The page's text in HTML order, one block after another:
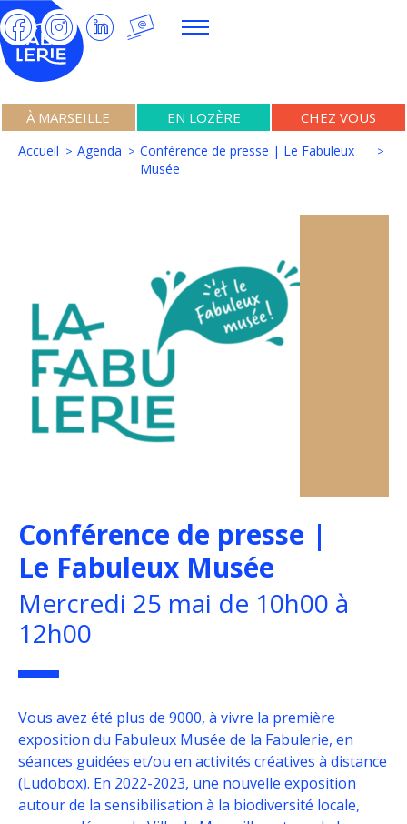
À MARSEILLE EN LOZÈRE CHEZ VOUS
Accueil Agenda
Conférence de presse | Le Fabuleux
Musée
Conférence de presse |
Le Fabuleux Musée
Mercredi 25 mai de 10h00 à
12h00
Vous avez été plus de 9000, à vivre la première
exposition du Fabuleux Musée de la Fabulerie, en
séances guidées et/ou en activités créatives à distance
(Ludobox). En 2022-2023, une nouvelle exposition
autour de la sensibilisation à la biodiversité locale,